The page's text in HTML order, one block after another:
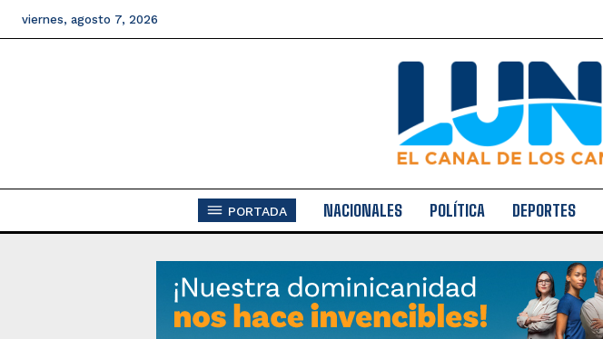
viernes, agosto 7, 2026
PORTADA NACIONALES POLÍTICA DEPORTES